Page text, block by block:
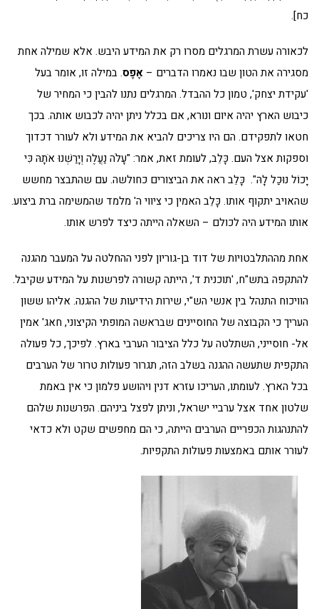
כח].
לכאורה עשרת המרגלים מסרו רק את המידע היבש. אלא שמילה אחת
מסגירה את הטון שבו נאמרו הדברים – אֶפֶס. במילה זו, אומר בעל
'עקידת יצחק', טמון כל ההבדל. המרגלים נתנו להבין כי המחיר של
כיבוש הארץ יהיה איום ונורא, אם בכלל ניתן יהיה לכבוש אותה. בכך
חטאו לתפקידם. הם היו צריכים להביא את המידע ולא לעורר דכדוך
וספקות אצל העם. כָּלֵב, לעומת זאת, אמר: "עָלֹה נַעֲלֶה וְיָרַשְׁנוּ אֹתָהּ כִּי
יָכוֹל נוּכַל לָהּ". כָּלֵב ראה את הביצורים כחולשה. עם שהתבצר מחשש
שהאויב יתקוף אותו. כָּלֵב האמין כי ציווי ה' מלמד שהמשימה ברת ביצוע.
אותו המידע היה לכולם – השאלה הייתה כיצד לפרש אותו.
אחת מההתלבטויות של דוד בן-גוריון לפני ההחלטה על המעבר מהגנה
להתקפה בתש"ח, 'תוכנית ד', הייתה קשורה לפרשנות על המידע שקיבל.
הוויכוח התנהל בין אנשי הש"י, שירות הידיעות של ההגנה. אליהו ששון
העריך כי הקבוצה של החוסיינים שבראשה המופתי הקיצוני, חאג' אמין
אל- חוסייני, השתלטה על כלל הציבור הערבי בארץ. לפיכך, כל פעולה
התקפית שתעשה ההגנה בשלב הזה, תגרור פעולות טרור של הערבים
בכל הארץ. לעומתו, העריכו עזרא דנין ויהושע פלמון כי אין באמת
שלטון אחד אצל ערביי ישראל, וניתן לפצל ביניהם. הפרשנות שלהם
להתנהגות הכפריים הערבים הייתה, כי הם מחפשים שקט ולא כדאי
לעורר אותם באמצעות פעולות התקפיות.